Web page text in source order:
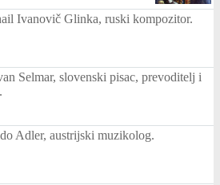
Ivanovič Glinka, ruski kompozitor.
Selmar, slovenski pisac, prevoditelj i
Adler, austrijski muzikolog.